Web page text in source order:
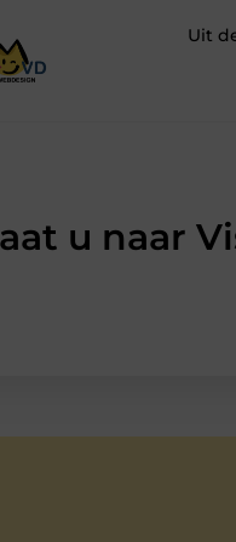
Uit
u naar